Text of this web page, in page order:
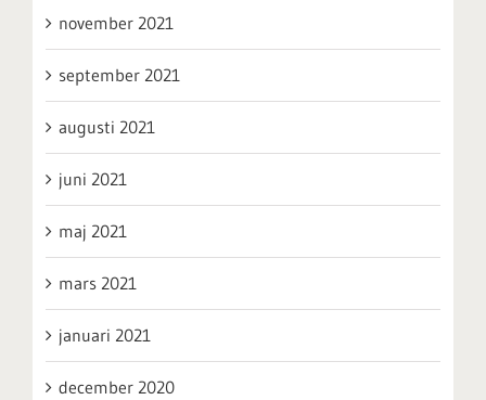
november 2021
september 2021
augusti 2021
juni 2021
maj 2021
mars 2021
januari 2021
december 2020